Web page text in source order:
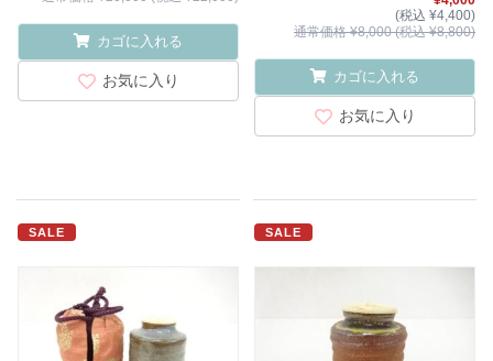
カゴに入れる
お気に入り
(税込 ¥4,400)
通常価格 ¥8,000 (税込 ¥8,800)
カゴに入れる
お気に入り
SALE SALE